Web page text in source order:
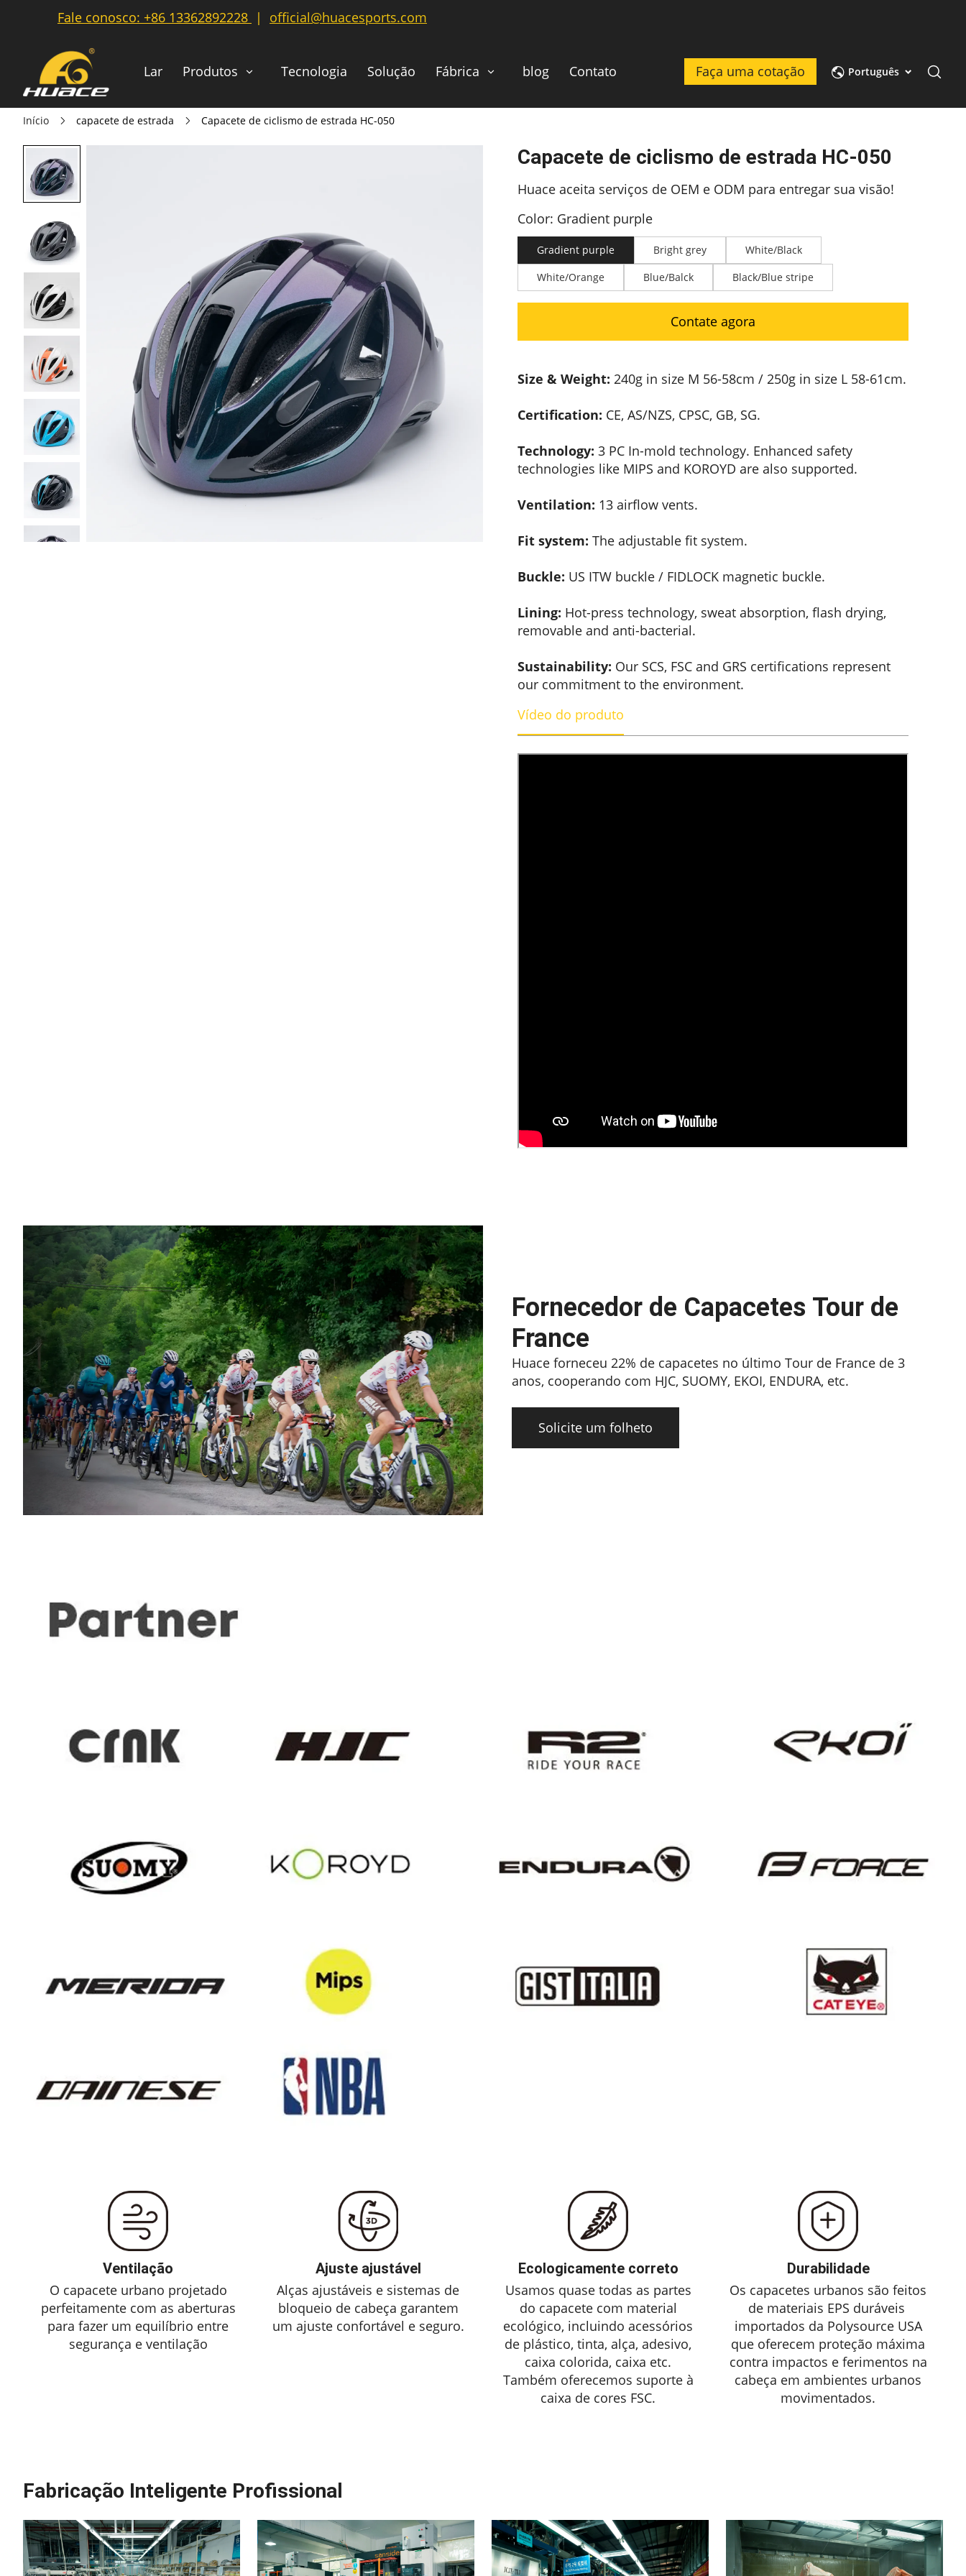
Fale conosco: +86 13362892228 | official@huacesports.com
Lar Produtos Tecnologia Solução Fábrica blog Contato Faça uma cotação Português
Início capacete de estrada Capacete de ciclismo de estrada HC-050
Capacete de ciclismo de estrada HC-050
Huace aceita serviços de OEM e ODM para entregar sua visão!
Color: Gradient purple
Gradient purple Bright grey
White/Black
White/Orange
Blue/Balck Black/Blue stripe
Contate agora
Size & Weight: 240g in size M 56-58cm / 250g in size L 58-61cm.
Certification: CE, AS/NZS, CPSC, GB, SG.
Technology: 3 PC In-mold technology. Enhanced safety
technologies like MIPS and KOROYD are also supported.
Ventilation: 13 airflow vents.
Fit system: The adjustable fit system.
Buckle: US ITW buckle / FIDLOCK magnetic buckle.
Lining: Hot-press technology, sweat absorption, flash drying,
removable and anti-bacterial.
Sustainability: Our SCS, FSC and GRS certifications represent
our commitment to the environment.
Vídeo do produto
Fornecedor de Capacetes Tour de
France
Huace forneceu 22% de capacetes no último Tour de France de 3
anos, cooperando com HJC, SUOMY, EKOI, ENDURA, etc.
Solicite um folheto
Ventilação
O capacete urbano projetado
perfeitamente com as aberturas
para fazer um equilíbrio entre
segurança e ventilação
Ajuste ajustável
Alças ajustáveis ​​e sistemas de
bloqueio de cabeça garantem
um ajuste confortável e seguro.
Ecologicamente correto
Usamos quase todas as partes
do capacete com material
ecológico, incluindo acessórios
de plástico, tinta, alça, adesivo,
caixa colorida, caixa etc.
Também oferecemos suporte à
caixa de cores FSC.
Durabilidade
Os capacetes urbanos são feitos
de materiais EPS duráveis ​​
importados da Polysource USA
que oferecem proteção máxima
contra impactos e ferimentos na
cabeça em ambientes urbanos
movimentados.
Fabricação Inteligente Profissional